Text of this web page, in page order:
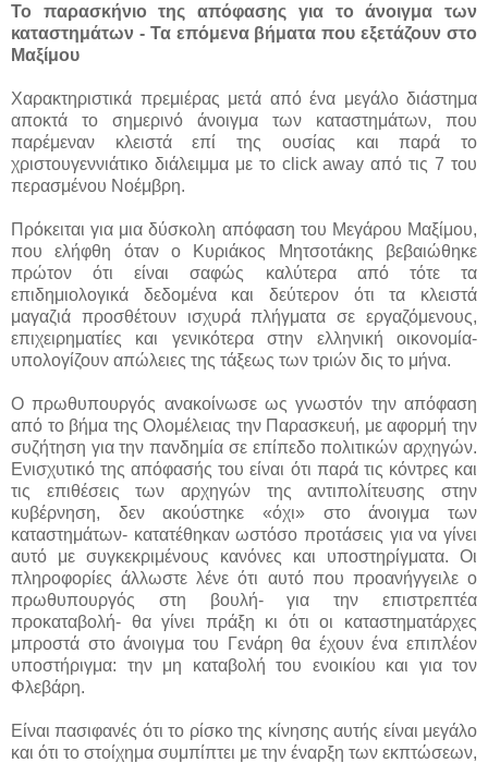
Το παρασκήνιο της απόφασης για το άνοιγμα των
καταστημάτων - Τα επόμενα βήματα που εξετάζουν στο
Μαξίμου
Χαρακτηριστικά πρεμιέρας μετά από ένα μεγάλο διάστημα
αποκτά το σημερινό άνοιγμα των καταστημάτων, που
παρέμεναν κλειστά επί της ουσίας και παρά το
χριστουγεννιάτικο διάλειμμα με το click away από τις 7 του
περασμένου Νοέμβρη.
Πρόκειται για μια δύσκολη απόφαση του Μεγάρου Μαξίμου,
που ελήφθη όταν ο Κυριάκος Μητσοτάκης βεβαιώθηκε
πρώτον ότι είναι σαφώς καλύτερα από τότε τα
επιδημιολογικά δεδομένα και δεύτερον ότι τα κλειστά
μαγαζιά προσθέτουν ισχυρά πλήγματα σε εργαζόμενους,
επιχειρηματίες και γενικότερα στην ελληνική οικονομία-
υπολογίζουν απώλειες της τάξεως των τριών δις το μήνα.
Ο πρωθυπουργός ανακοίνωσε ως γνωστόν την απόφαση
από το βήμα της Ολομέλειας την Παρασκευή, με αφορμή την
συζήτηση για την πανδημία σε επίπεδο πολιτικών αρχηγών.
Ενισχυτικό της απόφασής του είναι ότι παρά τις κόντρες και
τις επιθέσεις των αρχηγών της αντιπολίτευσης στην
κυβέρνηση, δεν ακούστηκε «όχι» στο άνοιγμα των
καταστημάτων- κατατέθηκαν ωστόσο προτάσεις για να γίνει
αυτό με συγκεκριμένους κανόνες και υποστηρίγματα. Οι
πληροφορίες άλλωστε λένε ότι αυτό που προανήγγειλε ο
πρωθυπουργός στη βουλή- για την επιστρεπτέα
προκαταβολή- θα γίνει πράξη κι ότι οι καταστηματάρχες
μπροστά στο άνοιγμα του Γενάρη θα έχουν ένα επιπλέον
υποστήριγμα: την μη καταβολή του ενοικίου και για τον
Φλεβάρη.
Είναι πασιφανές ότι το ρίσκο της κίνησης αυτής είναι μεγάλο
και ότι το στοίχημα συμπίπτει με την έναρξη των εκπτώσεων,